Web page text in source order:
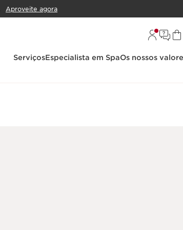
Aproveite agora
ServiçosEspecialista em SpaOs nossos